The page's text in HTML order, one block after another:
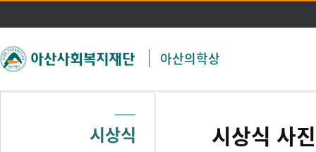
주메뉴 바로가기
본문 바로가기
아산의학상
시상식 시상식 사진